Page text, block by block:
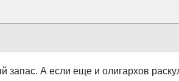
А если еще и олигархов